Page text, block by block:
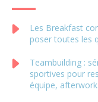
Les Breakfast
poser toutes les
Teambuilding :
sportives pour
équipe,